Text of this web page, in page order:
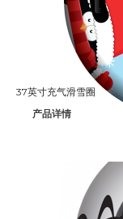
37英寸充气滑雪圈
产品详情